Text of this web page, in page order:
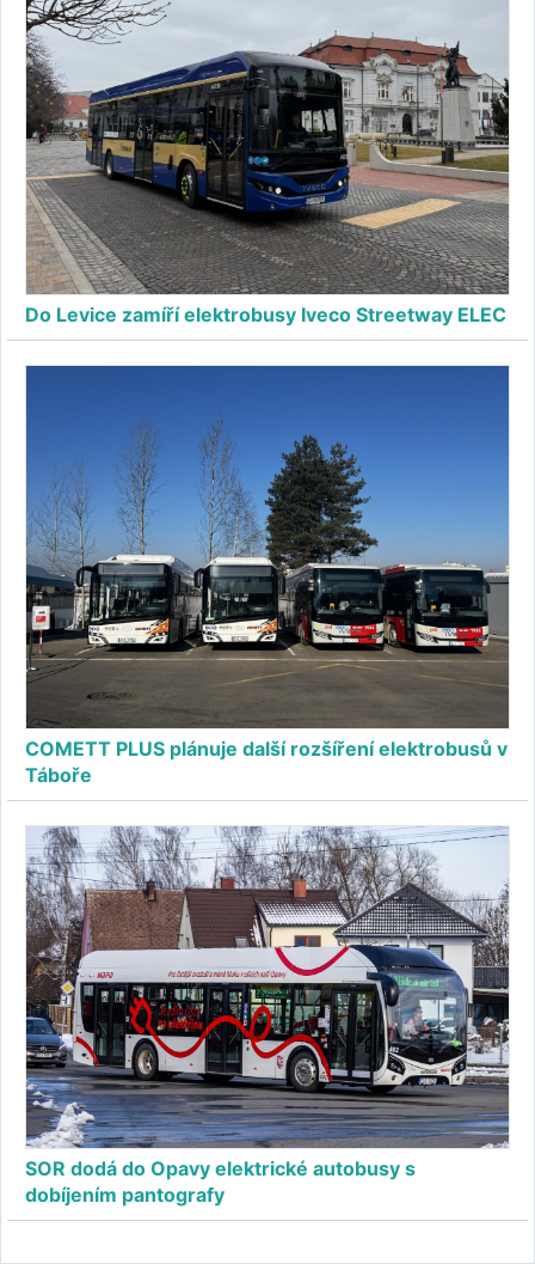
Do Levice zamíří elektrobusy Iveco Streetway ELEC
COMETT PLUS plánuje další rozšíření elektrobusů v
Táboře
SOR dodá do Opavy elektrické autobusy s
dobíjením pantografy